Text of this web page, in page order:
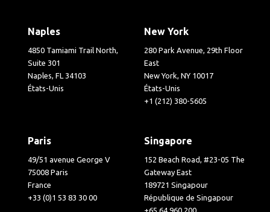
Naples
4850 Tamiami Trail North,
Suite 301
Naples, FL 34103
États-Unis
New York
280 Park Avenue, 29th Floor
East
New York, NY 10017
États-Unis
+1 (212) 380-5605
Paris
49/51 avenue George V
75008 Paris
France
+33 (0)1 53 83 30 00
Singapore
152 Beach Road, #23-05 The
Gateway East
189721 Singapour
République de Singapour
+65 64 960 200